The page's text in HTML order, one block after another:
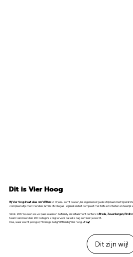
Dit is Vier Hoog
Bij Vier Hoog draait alles om VIERen! 🎉 Of je nu komt bowlen, lasergamen of ga de strijd aan met Sjoel &
compleet uitje met vrienden, familie of collega’s, wij maken het compleet met toffe activiteiten en heerlijk
Sinds 2017 bouwen we vol passie aan onze family entertainment centers inBreda, Zevenbergen,
team van meer dan 200 collega's zorgt ervoor dat elke dag een feestje wordt.
Dus, waar wacht je nog op? Kom gezellig VIERen bij Vier Hoog! 🎳🔫🔐
Dit zijn wij!